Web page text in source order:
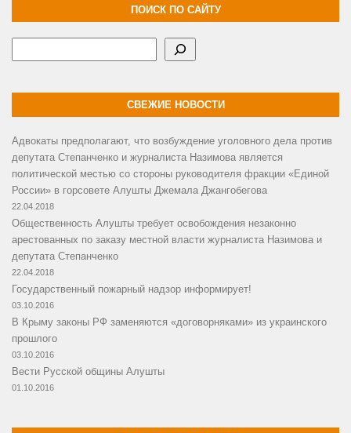
ПОИСК ПО САЙТУ
СВЕЖИЕ НОВОСТИ
Адвокаты предполагают, что возбуждение уголовного дела против
депутата Степанченко и журналиста Назимова является
политической местью со стороны руководителя фракции «Единой
России» в горсовете Алушты Джемала Джангобегова
22.04.2018
Общественность Алушты требует освобождения незаконно
арестованных по заказу местной власти журналиста Назимова и
депутата Степанченко
22.04.2018
Государственный пожарный надзор информирует!
03.10.2016
В Крыму законы РФ заменяются «договорняками» из украинского
прошлого
03.10.2016
Вести Русской общины Алушты
01.10.2016